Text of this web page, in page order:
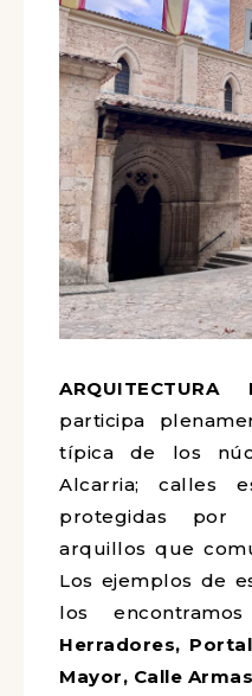
ARQUITECTURA
participa
típica de los
Alcarria; calles
protegidas por
arquillos que
Los ejemplos de
los
Herradores,
Mayor, Calle